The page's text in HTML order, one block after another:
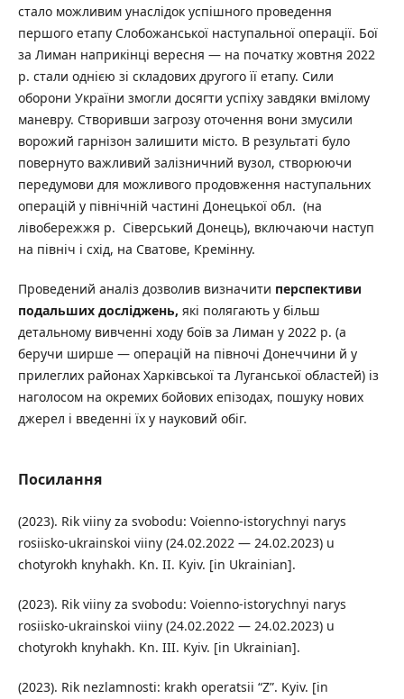
стало можливим унаслідок успішного проведення
першого етапу Слобожанської наступальної операції. Бої
за Лиман наприкінці вересня — на початку жовтня 2022
р. стали однією зі складових другого її етапу. Сили
оборони України змогли досягти успіху завдяки вмілому
маневру. Створивши загрозу оточення вони змусили
ворожий гарнізон залишити місто. В результаті було
повернуто важливий залізничний вузол, створюючи
передумови для можливого продовження наступальних
операцій у північній частині Донецької обл. (на
лівобережжя р. Сіверський Донець), включаючи наступ
на північ і схід, на Сватове, Кремінну.
Проведений аналіз дозволив визначити перспективи
подальших досліджень, які полягають у більш
детальному вивченні ходу боїв за Лиман у 2022 р. (а
беручи ширше — операцій на півночі Донеччини й у
прилеглих районах Харківської та Луганської областей) із
наголосом на окремих бойових епізодах, пошуку нових
джерел і введенні їх у науковий обіг.
Посилання
(2023). Rik viiny za svobodu: Voienno-istorychnyi narys
rosiisko-ukrainskoi viiny (24.02.2022 — 24.02.2023) u
chotyrokh knyhakh. Kn. II. Kyiv. [in Ukrainian].
(2023). Rik viiny za svobodu: Voienno-istorychnyi narys
rosiisko-ukrainskoi viiny (24.02.2022 — 24.02.2023) u
chotyrokh knyhakh. Kn. III. Kyiv. [in Ukrainian].
(2023). Rik nezlamnosti: krakh operatsii “Z”. Kyiv. [in